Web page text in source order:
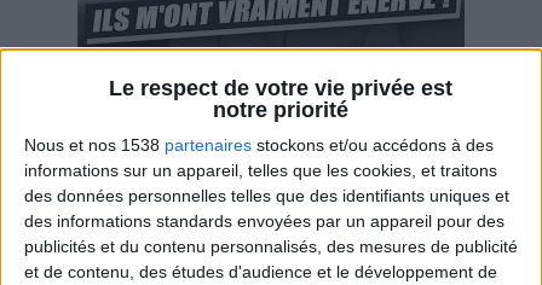
Le respect de votre vie privée est
notre priorité
Nous et nos 1538 partenaires stockons et/ou accédons à des
informations sur un appareil, telles que les cookies, et traitons
des données personnelles telles que des identifiants uniques et
des informations standards envoyées par un appareil pour des
publicités et du contenu personnalisés, des mesures de publicité
et de contenu, des études d'audience et le développement de
Ces marques diététiques : c'est n'importe quoi !
Webinaires en direct Voir tout